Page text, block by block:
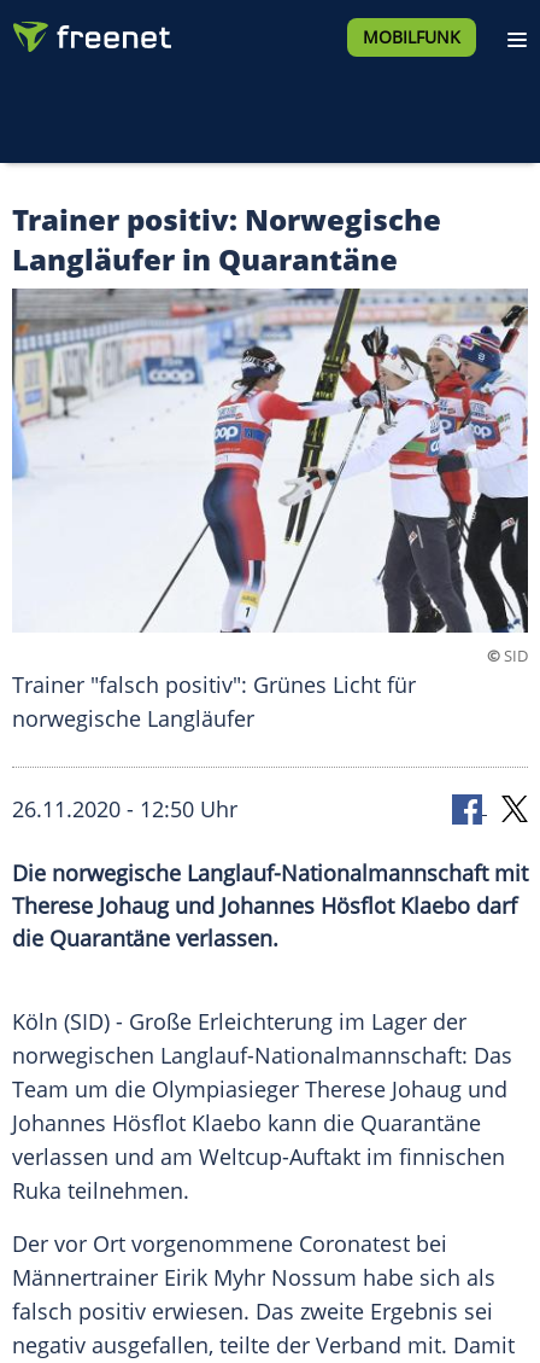
MOBILFUNK
Trainer positiv: Norwegische
Langläufer in Quarantäne
©SID
Trainer "falsch positiv": Grünes Licht für
norwegische Langläufer
26.11.2020 - 12:50 Uhr
Die norwegische Langlauf-Nationalmannschaft mit
Therese Johaug und Johannes Hösflot Klaebo darf
die Quarantäne verlassen.
Köln (SID) - Große Erleichterung im Lager der
norwegischen Langlauf-Nationalmannschaft: Das
Team um die Olympiasieger Therese Johaug und
Johannes Hösflot Klaebo kann die Quarantäne
verlassen und am Weltcup-Auftakt im finnischen
Ruka teilnehmen.
Der vor Ort vorgenommene Coronatest bei
Männertrainer Eirik Myhr Nossum habe sich als
falsch positiv erwiesen. Das zweite Ergebnis sei
negativ ausgefallen, teilte der Verband mit. Damit